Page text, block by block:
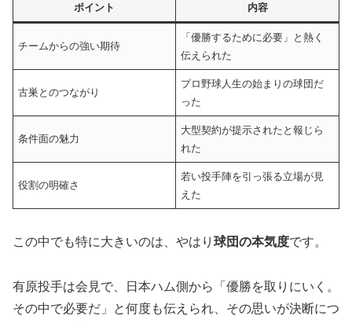
ポイント 内容
チームからの強い期待
「優勝するために必要」と熱く
伝えられた
古巣とのつながり
プロ野球人生の始まりの球団だ
った
条件面の魅力
大型契約が提示されたと報じら
れた
役割の明確さ
若い投手陣を引っ張る立場が見
えた
この中でも特に大きいのは、やはり 球団の本気度です。
有原投手は会見で、日本ハム側から「優勝を取りにいく。
その中で必要だ」と何度も伝えられ、その思いが決断につ